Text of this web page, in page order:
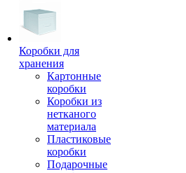
Коробки для
хранения
Картонные
коробки
Коробки из
нетканого
материала
Пластиковые
коробки
Подарочные